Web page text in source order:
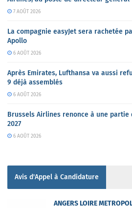
7 AOÛT 2026
La compagnie easyJet sera rachetée
Apollo
6 AOÛT 2026
Après Emirates, Lufthansa va aussi
9 déjà assemblés
6 AOÛT 2026
Brussels Airlines renonce à une partie
2027
6 AOÛT 2026
Avis d'Appel à Candidature
ANGERS LOIRE